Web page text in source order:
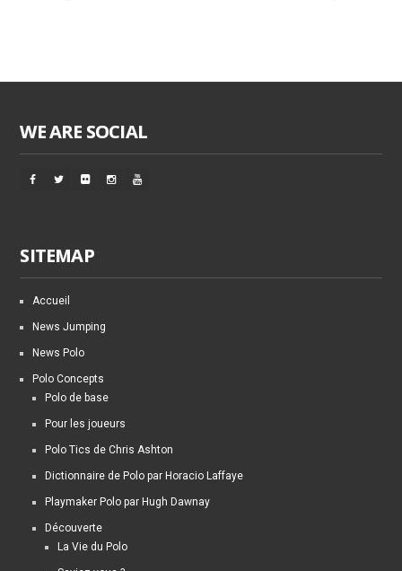
WE ARE SOCIAL
SITEMAP
Accueil
News Jumping
News Polo
Polo Concepts
Polo de base
Pour les joueurs
Polo Tics de Chris Ashton
Dictionnaire de Polo par Horacio Laffaye
Playmaker Polo par Hugh Dawnay
Découverte
La Vie du Polo